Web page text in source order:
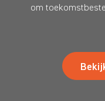
om